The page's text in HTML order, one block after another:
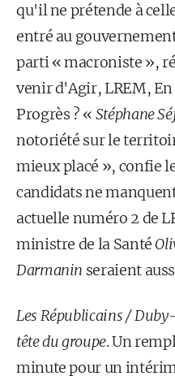
qu'il ne prétende à
entré au
parti « macroniste »,
venir d'Agir, LREM,
Progrès ? « Stéphane
notoriété sur le
mieux placé », confie
candidats ne
actuelle numéro 2 de
ministre de la Santé
Darmanin seraient
Les Républicains /
tête du groupe. Un
minute pour un